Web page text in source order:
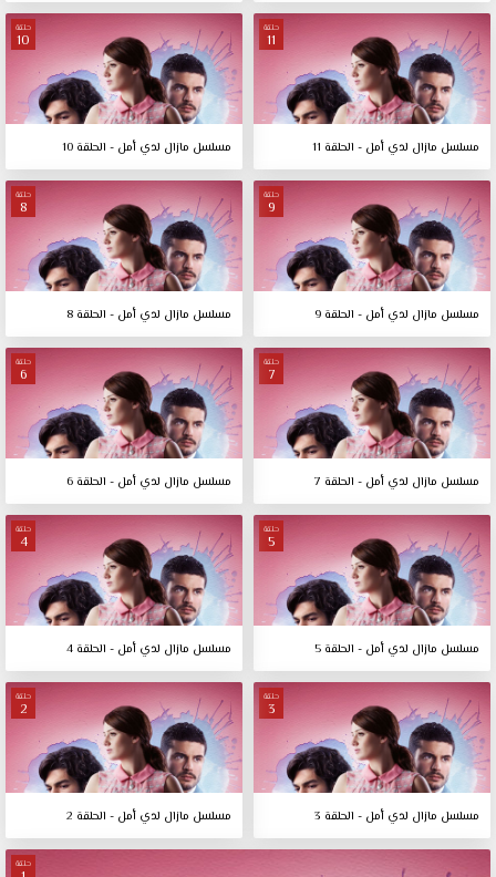
حلقة
11
مسلسل مازال لدي أمل - الحلقة 11
حلقة
10
مسلسل مازال لدي أمل - الحلقة 10
حلقة
9
مسلسل مازال لدي أمل - الحلقة 9
حلقة
8
مسلسل مازال لدي أمل - الحلقة 8
حلقة
7
مسلسل مازال لدي أمل - الحلقة 7
حلقة
6
مسلسل مازال لدي أمل - الحلقة 6
حلقة
5
مسلسل مازال لدي أمل - الحلقة 5
حلقة
4
مسلسل مازال لدي أمل - الحلقة 4
حلقة
3
مسلسل مازال لدي أمل - الحلقة 3
حلقة
2
مسلسل مازال لدي أمل - الحلقة 2
حلقة